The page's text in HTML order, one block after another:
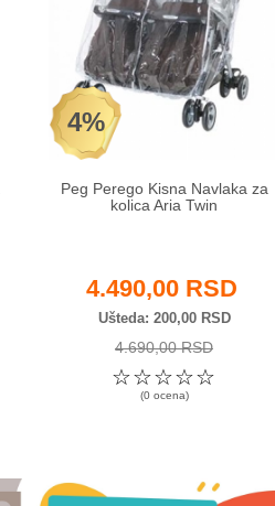
4%
Peg Perego Kisna Navlaka za
kolica Aria Twin
4.490,00 RSD
Ušteda 200,00 RSD
4.690,00 RSD
☆
☆
☆
☆
☆
(0 ocena)